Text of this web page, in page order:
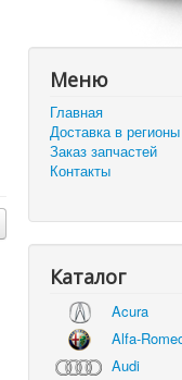
Меню
Главная
Доставка в регионы
Заказ запчастей
Контакты
Каталог
Acura
Alfa-
Audi